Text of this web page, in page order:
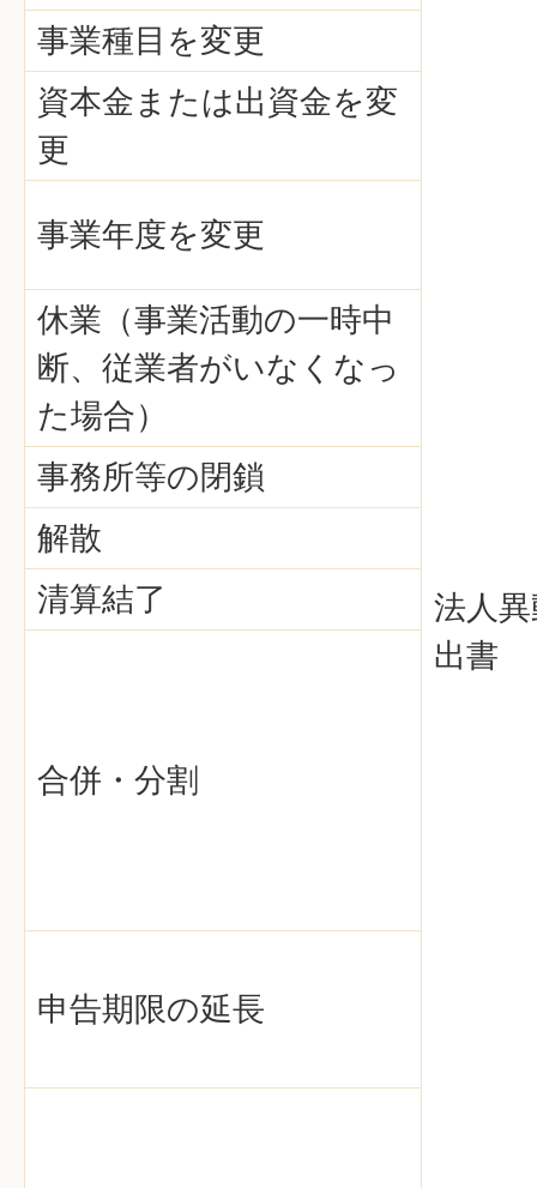
法人
出書
事業種目を変更
資本金または出資金を変
更
事業年度を変更
休業（事業活動の一時中
断、従業者がいなくなっ
た場合）
事務所等の閉鎖
解散
清算結了
合併・分割
申告期限の延長